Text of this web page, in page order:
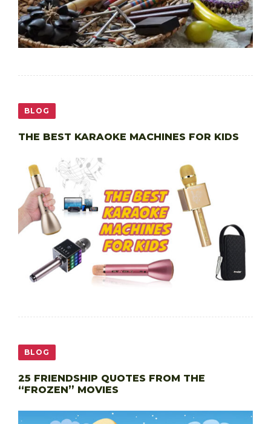
BLOG
THE BEST KARAOKE MACHINES FOR KIDS
BLOG
25 FRIENDSHIP QUOTES FROM THE
“FROZEN” MOVIES